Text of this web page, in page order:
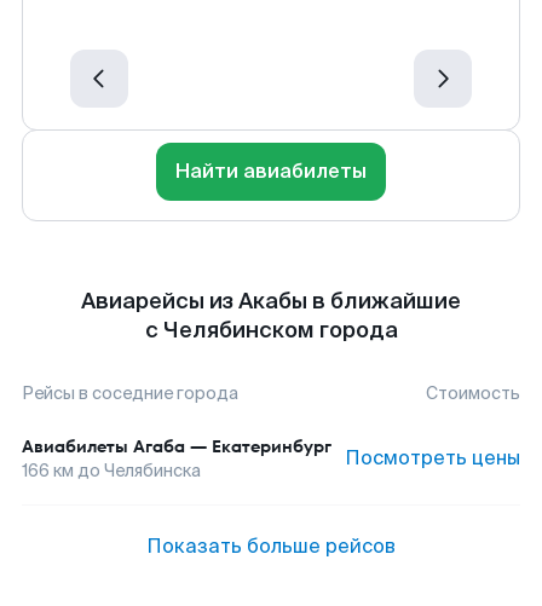
Найти авиабилеты
Авиарейсы из Акабы в ближайшие
с Челябинском города
Рейсы в соседние города Стоимость
Авиабилеты Агаба — Екатеринбург
166 км до Челябинска Посмотреть цены
Показать больше рейсов